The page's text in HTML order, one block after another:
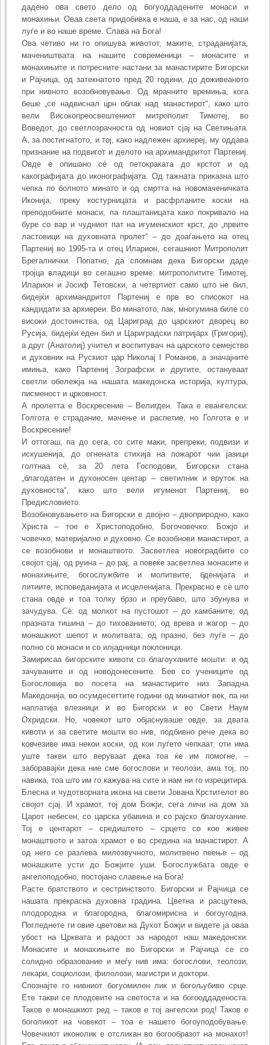
дадено ова свето дело од богуоддадените монаси и
монахињи. Оваа света придобивка е наша, е за нас, од наши
луѓе и во наше време. Слава на Бога!
Ова четиво ни го опишува животот, маките, страданијата,
мачеништвата на нашите современици – монасите и
монахињите и потресните настани за манастирите Бигорски
и Рајчица, од затекнатото пред 20 години, до доживеаното
при нивното возобновување. Од мрачните времиња, кога
беше „се надвиснал црн облак над манастирот“, како што
вели Високопреосвештениот митрополит Тимотеј, во
Воведот, до светлозрачноста од новиот сјај на Светињата.
А, за постигнатото, и тој, како надлежен архиереј, му оддава
признание на подвигот и делото на архимандритот Партениј.
Овде е опишано сè од петокраката до крстот и од
какографијата до иконографијата. Од тажната приказна што
чепка по болното минато и од смртта на новомаченичката
Иконија, преку костурницата и расфрланите коски на
преподобните монаси, па плаштаницата како покривало на
буре со вар и чудниот пат на игуменскиот крст, до „првите
ластовици на духовната пролет“ – до доаѓањето на отец
Партениј во 1995-та и отец Иларион, сегашниот Митрополит
Брегалнички. Попатно, да спомнам дека Бигорски даде
тројца владици во сегашно време: митрополитите Тимотеј,
Иларион и Јосиф Тетовски, а четвртиот само што не бил,
бидејќи архимандритот Партениј е прв во списокот на
кандидати за архиереи. Во минатото, пак, многумина биле со
високи достоинства, од Цариград до царскиот дворец во
Русија, бидејќи еден бил и Цариградски патријарх (Григориј),
а друг (Анатолиј) учител и воспитувач на царското семејство
и духовник на Рускиот цар Николај I Романов, а значајните
имиња, како Партениј Зографски и другите, остануваат
светли обележја на нашата македонска историја, култура,
писменост и црковност.
А пролетта е Воскресение – Велигден. Така е евангелски:
Голгота е страдание, мачење и распетие, но Голгота е и
Воскресение!
И оттогаш, па до сега, со сите маки, препреки, подвизи и
искушенија, до огнената стихија на пожарот чии јазици
голтнаа сè, за 20 лета Господови, Бигорски стана
„благодатен и духоносен центар – светилник и вруток на
духовноста“, како што вели игуменот Партениј, во
Предисловието.
Возобновувањето на Бигорски е двојно – двоприродно, како
Христа – тое е Христоподобно, Богочовечко: Божјо и
човечко, материјално и духовно. Се возобнови манастирот, а
се возобнови и монаштвото. Засветлеа новоградбите со
својот сјај, од руина – до рај, а повеќе засветлеа монасите и
монахињите, богослужбите и молитвите, бденијата и
литиите, исповеданијата и исцеленијата. Прекрасно е сè што
стана овде и тоа толку брзо и преубаво, што збунува и
зачудува. Сè: од молкот на пустошот – до камбаните; од
празната тишина – до тихованието; од врева и жагор – до
монашкиот шепот и молитвата; од празно, без луѓе – до
полно со монаси и со илјадници поклоници.
Замирисаа бигорските кивоти со благоуханите мошти: и од
зачуваните и од новодонесените. Бев со учениците од
Богословија во посета на манастирите низ Западна
Македонија, во осумдесеттите години од минатиот век, па ни
наплатија влезници и во Бигорски и во Свети Наум
Охридски. Но, човекот што објаснуваше овде, за двата
кивоти и за светите мошти во нив, подбивно рече дека во
ковчезиве има некои коски, од кои луѓето чепкаат, оти има
уште такви што веруваат дека тоа ќе им помогне, –
заборавајќи дека ние сме богослови и теолози, ама тој, по
навика, тоа што им го кажува на сите и нам ни го изрецитира.
Блесна и чудотворната икона на свети Јована Крстителот во
својот сјај. И храмот, тој дом Божји, сега личи на дом за
Царот небесен, со царска убавина и со рајско благоухание.
Тој е центарот – средиштето – срцето со кое живее
монаштвото и затоа храмот е во средина на манастирот. А
од него се разлева милозвучното, молитвено пеење – од
монашките усти до Божјите уши. Богослужбата овде е
ангелоподобно, постојано славење на Бога!
Расте братството и сестринството. Бигорски и Рајчица се
нашата прекрасна духовна градина. Цветна и расцутена,
плодородна и благородна, благомирисна и богоугодна.
Погледнете ги овие цветови на Духот Божји и видете ја оваа
убост на Црквата и радост за народот наш македонски.
Монасите и монахињите во Бигорски и Рајчица се со
солидно образование и меѓу нив има: богослови, теолози,
лекари, социолози, филолози, магистри и доктори.
Спознајте го нивниот богуомилен лик и богољубиво срце.
Ете такви се плодовите на светоста и на богооддаденоста.
Таков е монашкиот ред – таков е тој ангелски род! Таков е
боголикот на човекот – тоа е нашето богоуподобување.
Човечкиот иконолик е отсликан во богообразот на монахот!